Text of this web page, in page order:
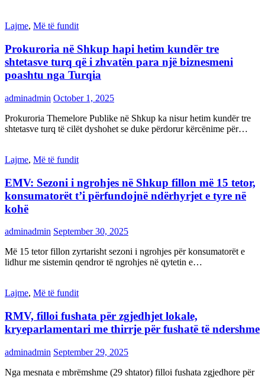
Lajme, Më të fundit
Prokuroria në Shkup hapi hetim kundër tre
shtetasve turq që i zhvatën para një biznesmeni
poashtu nga Turqia
adminadmin October 1, 2025
Prokuroria Themelore Publike në Shkup ka nisur hetim kundër tre
shtetasve turq të cilët dyshohet se duke përdorur kërcënime për…
Lajme, Më të fundit
EMV: Sezoni i ngrohjes në Shkup fillon më 15 tetor,
konsumatorët t’i përfundojnë ndërhyrjet e tyre në
kohë
adminadmin September 30, 2025
Më 15 tetor fillon zyrtarisht sezoni i ngrohjes për konsumatorët e
lidhur me sistemin qendror të ngrohjes në qytetin e…
Lajme, Më të fundit
RMV, filloi fushata për zgjedhjet lokale,
kryeparlamentari me thirrje për fushatë të ndershme
adminadmin September 29, 2025
Nga mesnata e mbrëmshme (29 shtator) filloi fushata zgjedhore për